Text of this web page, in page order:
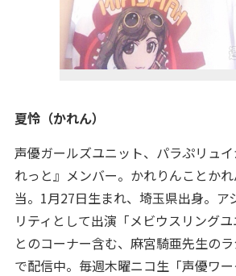
夏怜（かれん）
声優ガールズユニット、パラぷリュ
れっと』メンバー。かれりんことか
当。1月27日生まれ、埼玉県出身。ア
リティとして出演「メビウスリング
とのコーナー含む、麻宮騎亜先生の
で配信中。毎週木曜ニコ生「声優ワ